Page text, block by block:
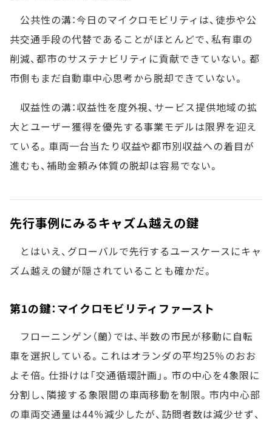
公共性の溝：今日のマイクロモビリティは、徒歩や公
共交通手段の代替であることがほとんどで、私有車の
削減、都市のサステナビリティに貢献できていない。都
市側もまだ自動車中心思考から脱却できていない。
収益性の溝：収益性を度外視、サービス提供地域の拡
大とユーザー獲得を優先する事業モデルは限界を迎え
ている。車両一台当たり収益や都市別収益への着目が
進むも、補助金頼み体質の脱却は容易でない。
先行事例にみるキャズム越えの鍵
とはいえ、グローバルで先行するユースケースにキャ
ズム越えの鍵が隠されていることも確かだ。
第1の鍵：マイクロモビリティファースト
フローニンゲン（蘭）では、半数の市民が移動に自転
車を選択している。これはオランダの平均25％のおお
よそ倍。仕掛けは「交通循環計画」。市の中心を4象限に
分割し、隣接する象限間の車両移動を制限。市内中心部
の車両交通量は44％減少したが、訪問者数は減少せず、